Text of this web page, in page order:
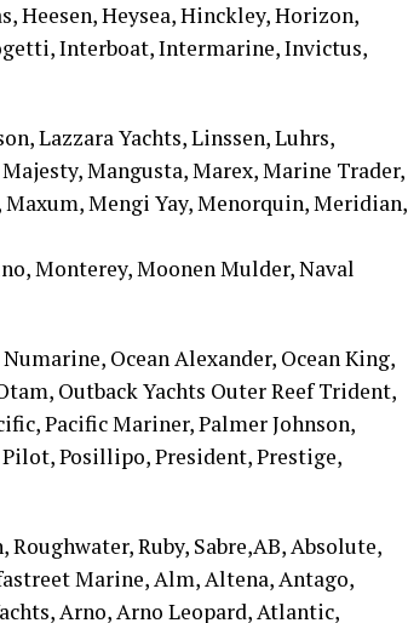
Heesen, Heysea, Hinckley, Horizon,
Interboat, Intermarine, Invictus,
Lazzara Yachts, Linssen, Luhrs,
Mangusta, Marex, Marine Trader,
Mengi Yay, Menorquin, Meridian,
Monterey, Moonen Mulder, Naval
Ocean Alexander, Ocean King,
Outback Yachts Outer Reef Trident,
Pacific Mariner, Palmer Johnson,
Pilot, Posillipo, President, Prestige,
Ruby, Sabre,AB, Absolute,
Marine, Alm, Altena, Antago,
Arno, Arno Leopard, Atlantic,